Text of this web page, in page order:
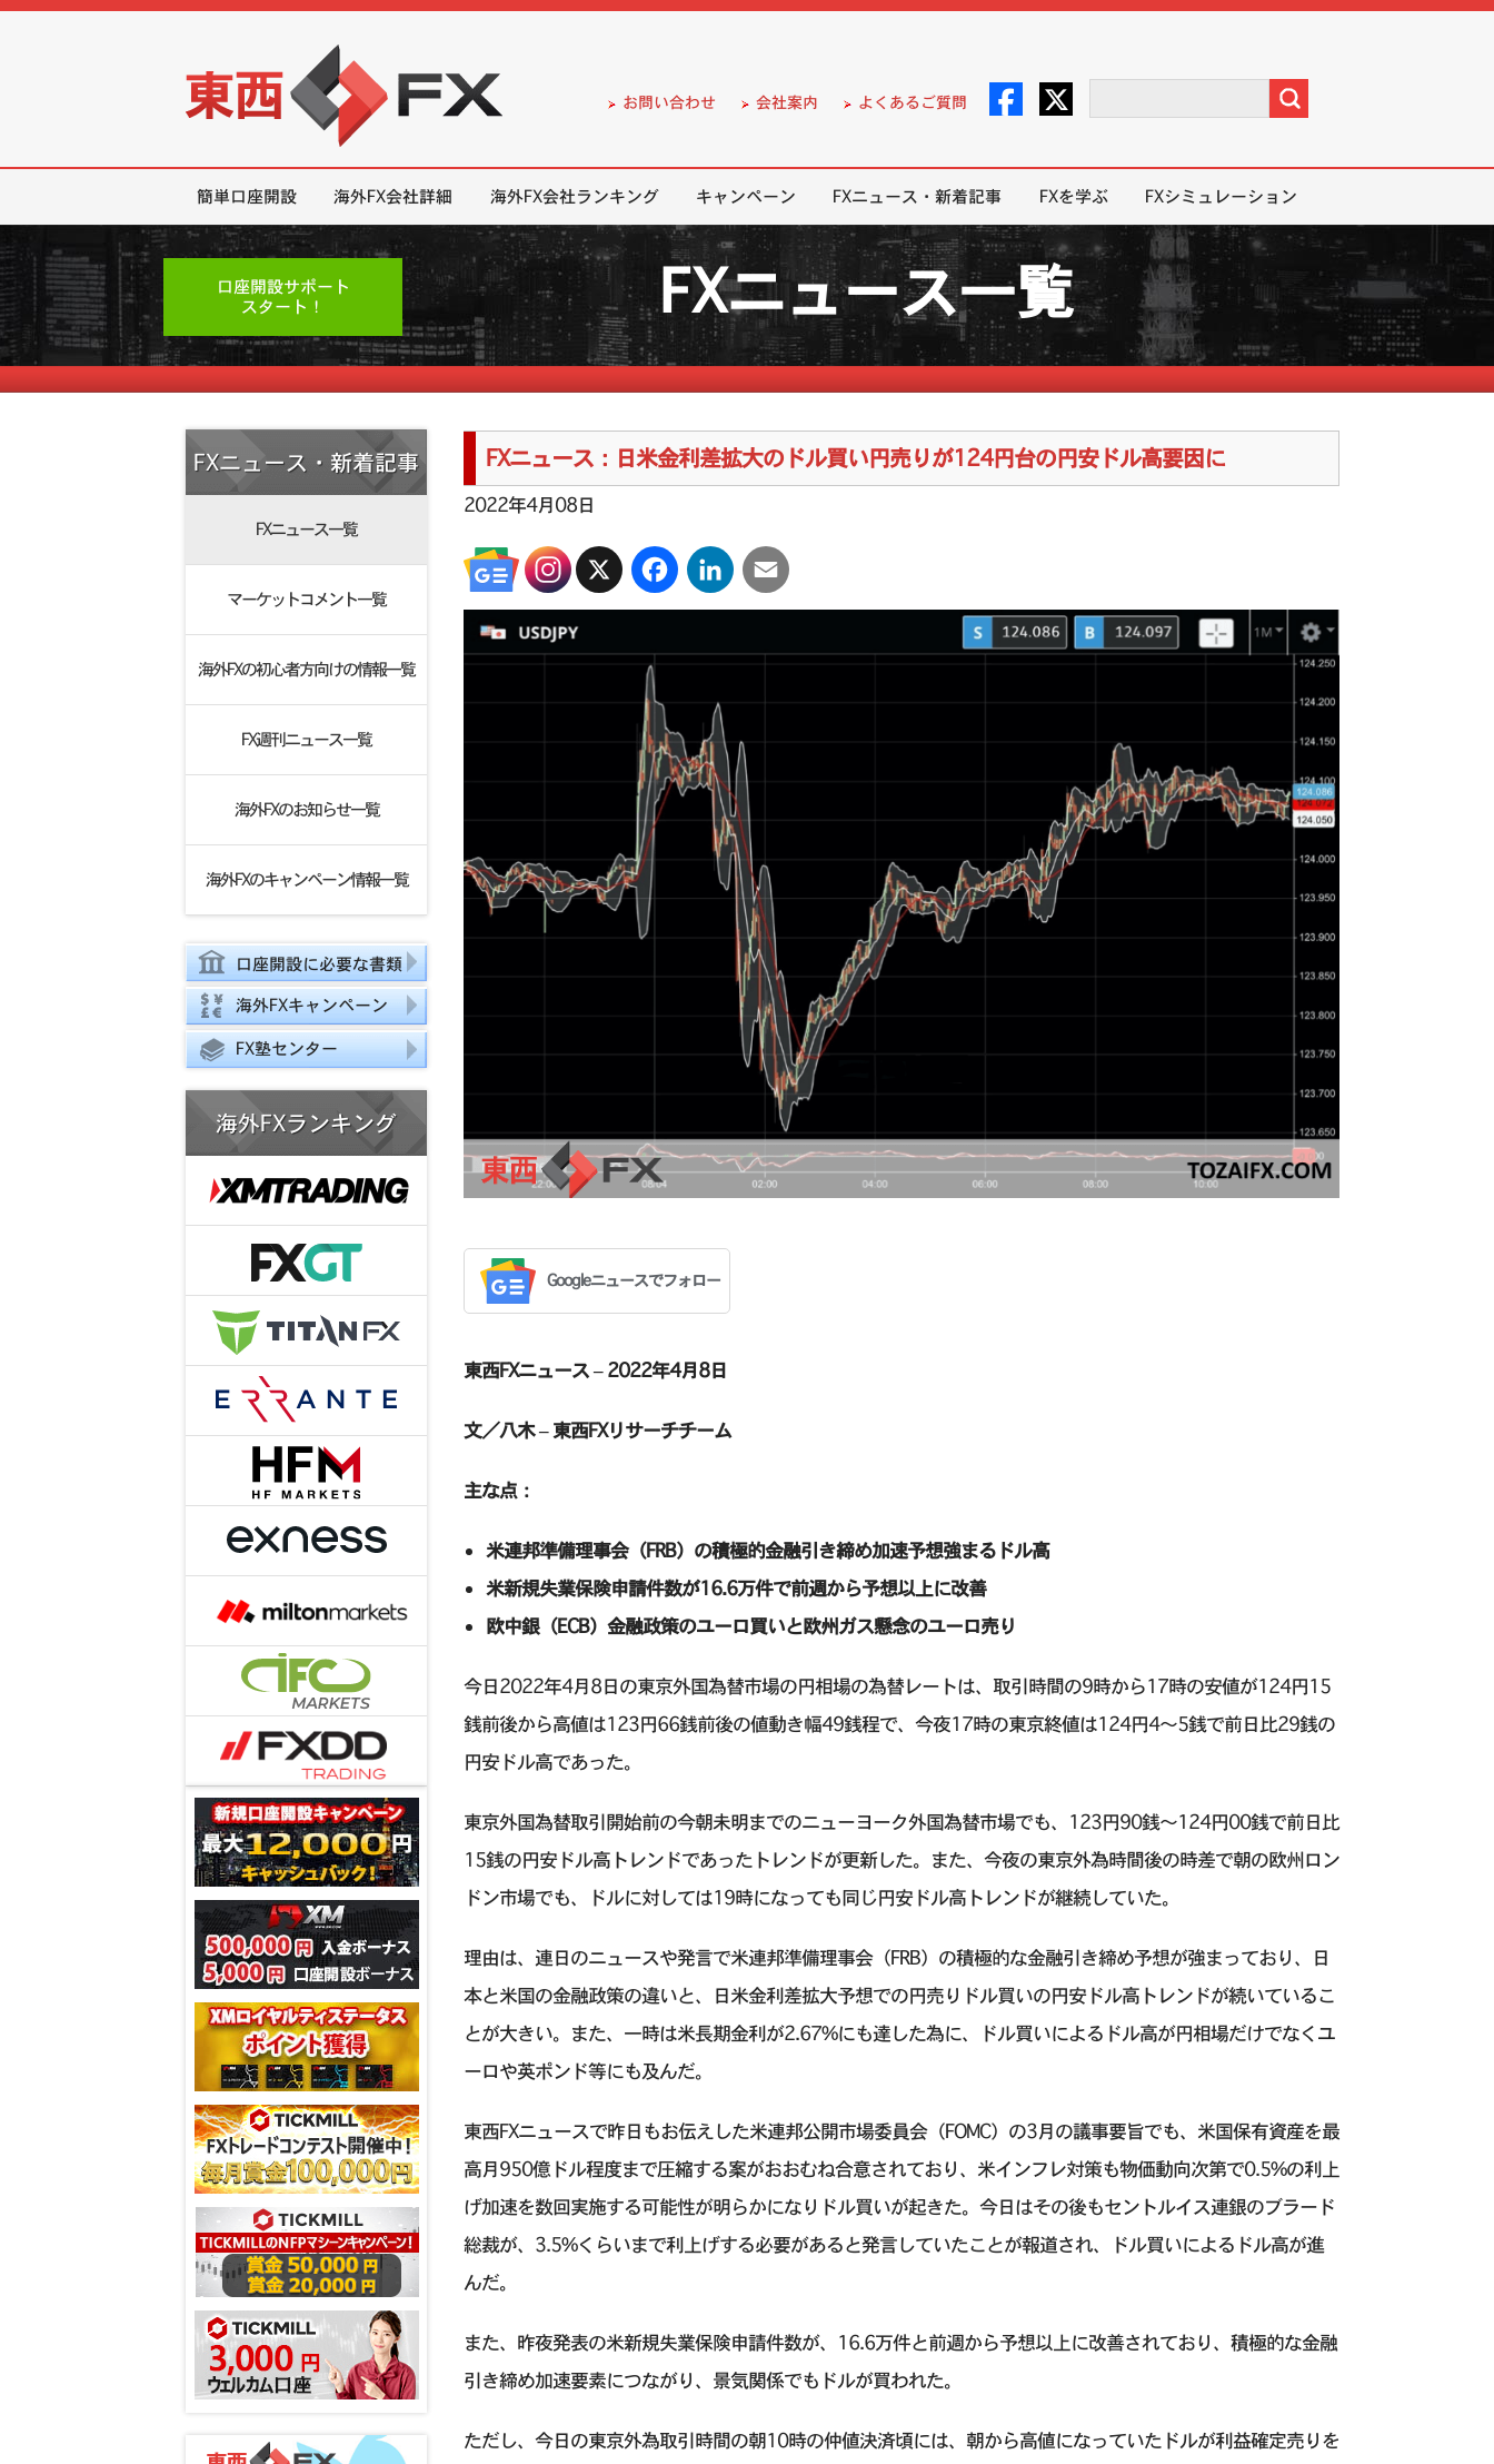
お問い合わせ 会社案内 よくあるご質問
簡単口座開設 海外FX会社詳細 海外FX会社ランキング キャンペーン FXニュース・新着記事 FXを学ぶ FXシミュレーション
口座開設サポート
スタート！
FXニュース一覧
FXニュース・新着記事
FXニュース一覧
マーケットコメント一覧
海外FXの初心者方向けの情報一覧
FX週刊ニュース一覧
海外FXのお知らせ一覧
海外FXのキャンペーン情報一覧
口座開設に必要な書類
海外FXキャンペーン
FX塾センター
海外FXランキング
FXニュース：日米金利差拡大のドル買い円売りが124円台の円安ドル高要因に
2022年4月08日
X FacebookLinkedInEmail
Googleニュースでフォロー
東西FXニュース – 2022年4月8日
文／八木 – 東西FXリサーチチーム
主な点：
米連邦準備理事会（FRB）の積極的金融引き締め加速予想強まるドル高
米新規失業保険申請件数が16.6万件で前週から予想以上に改善
欧中銀（ECB）金融政策のユーロ買いと欧州ガス懸念のユーロ売り
今日2022年4月8日の東京外国為替市場の円相場の為替レートは、取引時間の9時から17時の安値が124円15
銭前後から高値は123円66銭前後の値動き幅49銭程で、今夜17時の東京終値は124円4〜5銭で前日比29銭の
円安ドル高であった。
東京外国為替取引開始前の今朝未明までのニューヨーク外国為替市場でも、123円90銭～124円00銭で前日比
15銭の円安ドル高トレンドであったトレンドが更新した。また、今夜の東京外為時間後の時差で朝の欧州ロン
ドン市場でも、ドルに対しては19時になっても同じ円安ドル高トレンドが継続していた。
理由は、連日のニュースや発言で米連邦準備理事会（FRB）の積極的な金融引き締め予想が強まっており、日
本と米国の金融政策の違いと、日米金利差拡大予想での円売りドル買いの円安ドル高トレンドが続いているこ
とが大きい。また、一時は米長期金利が2.67%にも達した為に、ドル買いによるドル高が円相場だけでなくユ
ーロや英ポンド等にも及んだ。
東西FXニュースで昨日もお伝えした米連邦公開市場委員会（FOMC）の3月の議事要旨でも、米国保有資産を最
高月950億ドル程度まで圧縮する案がおおむね合意されており、米インフレ対策も物価動向次第で0.5%の利上
げ加速を数回実施する可能性が明らかになりドル買いが起きた。今日はその後もセントルイス連銀のブラード
総裁が、3.5%くらいまで利上げする必要があると発言していたことが報道され、ドル買いによるドル高が進
んだ。
また、昨夜発表の米新規失業保険申請件数が、16.6万件と前週から予想以上に改善されており、積極的な金融
引き締め加速要素につながり、景気関係でもドルが買われた。
ただし、今日の東京外為取引時間の朝10時の仲値決済頃には、朝から高値になっていたドルが利益確定売りを